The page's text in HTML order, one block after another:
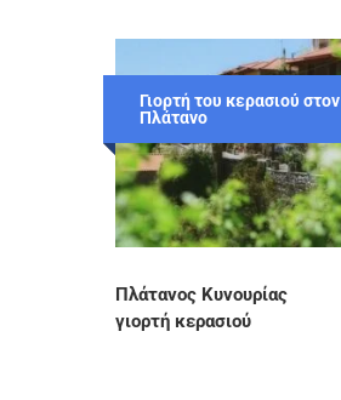
Γιορτή του κερασιού στον
Πλάτανο
Πλάτανος Κυνουρίας
γιορτή κερασιού